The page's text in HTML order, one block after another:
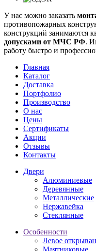
У нас можно заказать
противопожарных
конструкций занимаются
допусками от МЧС РФ.
работу быстро и
Главная
Каталог
Доставка
Портфолио
Производство
О нас
Цены
Сертификаты
Акции
Отзывы
Контакты
Двери
Алюминиевые
Деревянные
Металлические
Нержавейка
Стеклянные
Особенности
Левое
Маятниковые